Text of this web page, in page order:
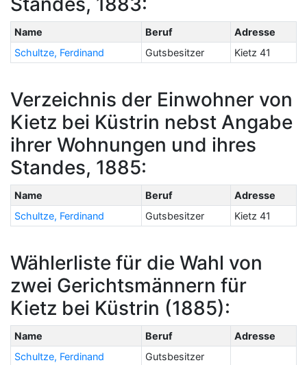
Name Beruf
Adresse
Schultze, Ferdinand
Gutsbesitzer Kietz 41
Verzeichnis der Einwohner von
Kietz bei Küstrin nebst Angabe
ihrer Wohnungen und ihres
Standes, 1885:
Name Beruf
Adresse
Schultze, Ferdinand
Gutsbesitzer Kietz 41
Wählerliste für die Wahl von
zwei Gerichtsmännern für
Kietz bei Küstrin (1885):
Name Beruf
Adresse
Schultze, Ferdinand
Gutsbesitzer